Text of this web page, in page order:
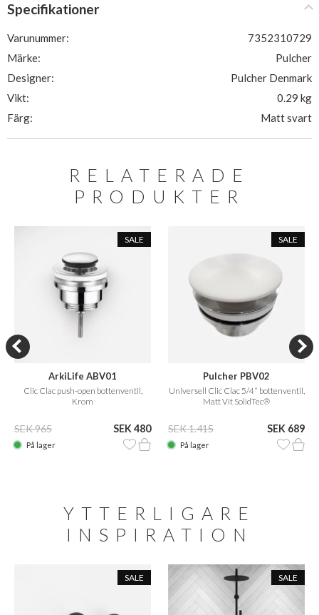
Specifikationer
Varunummer:
7352310729
Märke:
Pulcher
Designer:
Pulcher Denmark
Vikt:
0.29 kg
Färg:
Matt svart
RELATERADE
PRODUKTER
SALE
ArkiLife ABV01
Clic Clac push-open bottenventil,
Krom
SEK 965 SEK 480
På lager
SALE
Pulcher PBV02
Universell Clic Clac 5/4“ bottenventil,
Matt Vit SolidTec®
SEK 1.415 SEK 689
På lager
YTTERLIGARE
INSPIRATION
SALE SALE